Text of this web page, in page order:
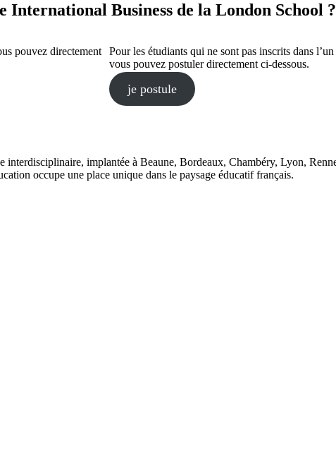
International Business de la London School ?
pouvez directement
Pour les étudiants qui ne sont pas inscrits dans
vous pouvez postuler directement ci-dessous.
je postule
implantée à Beaune, Bordeaux, Chambéry, Lyon,
occupe une place unique dans le paysage éducatif français.